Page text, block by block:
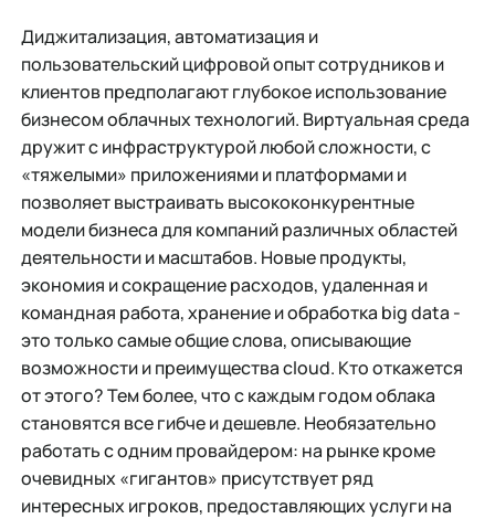
Диджитализация, автоматизация и
пользовательский цифровой опыт сотрудников и
клиентов предполагают глубокое использование
бизнесом облачных технологий. Виртуальная среда
дружит с инфраструктурой любой сложности, с
«тяжелыми» приложениями и платформами и
позволяет выстраивать высококонкурентные
модели бизнеса для компаний различных областей
деятельности и масштабов. Новые продукты,
экономия и сокращение расходов, удаленная и
командная работа, хранение и обработка big data -
это только самые общие слова, описывающие
возможности и преимущества cloud. Кто откажется
от этого? Тем более, что с каждым годом облака
становятся все гибче и дешевле. Необязательно
работать с одним провайдером: на рынке кроме
очевидных «гигантов» присутствует ряд
интересных игроков, предоставляющих услуги на